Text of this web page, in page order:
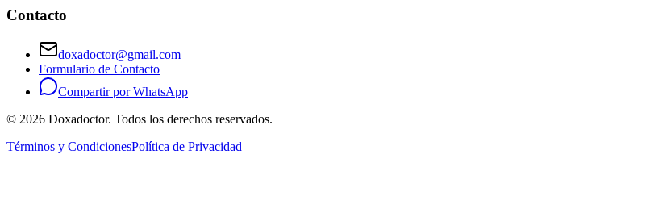
Contacto
doxadoctor@gmail.com
Formulario de Contacto
Compartir por WhatsApp
© 2026 Doxadoctor. Todos los derechos reservados.
Términos y CondicionesPolítica de Privacidad